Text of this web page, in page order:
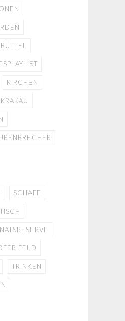
KIRCHEN
KRAKAU
SCHAFE
FELD
TRINKEN